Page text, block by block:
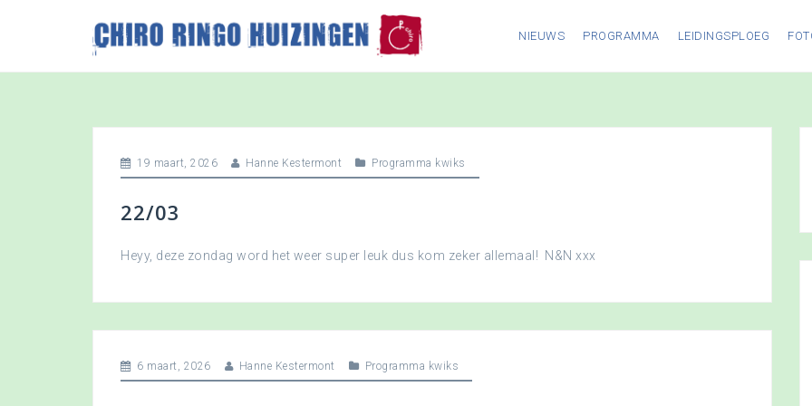
p
NIEUWS PROGRAMMA LEIDINGSPLOEG
19 maart, 2026 Hanne Kestermont Programma kwiks
22/03
Heyy, deze zondag word het weer super leuk dus kom zeker allemaal! N&N xxx
6 maart, 2026 Hanne Kestermont Programma kwiks